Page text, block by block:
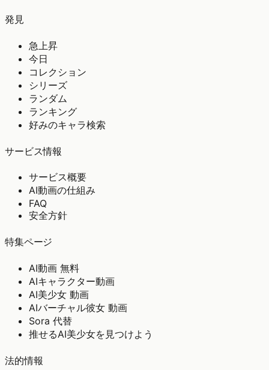
発見
急上昇
今日
コレクション
シリーズ
ランダム
ランキング
好みのキャラ検索
サービス情報
サービス概要
AI動画の仕組み
FAQ
安全方針
特集ページ
AI動画 無料
AIキャラクター動画
AI美少女 動画
AIバーチャル彼女 動画
Sora 代替
推せるAI美少女を見つけよう
法的情報